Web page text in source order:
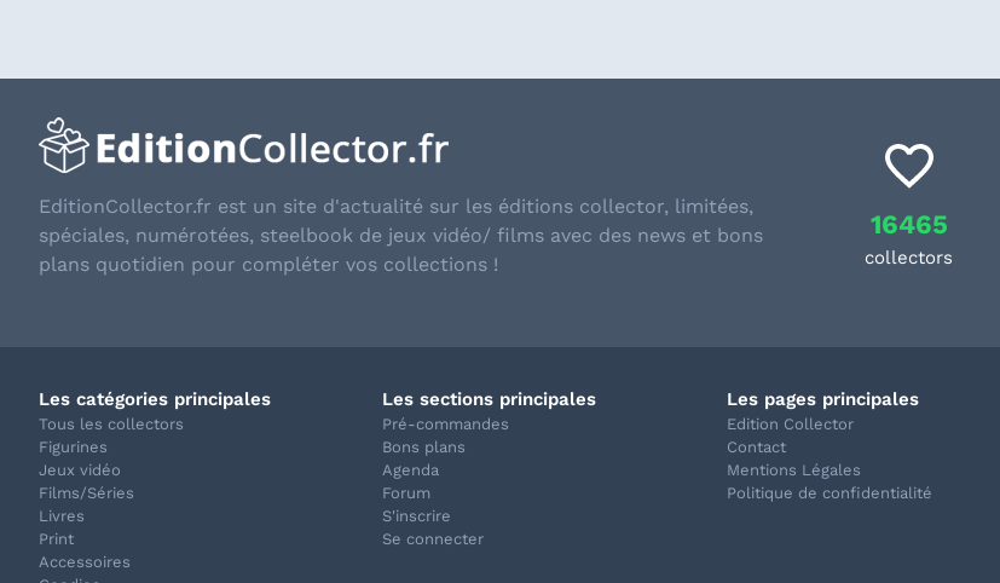
EditionCollector.fr est un site d'actualité sur les éditions collector, limitées,
spéciales, numérotées, steelbook de jeux vidéo/ films avec des news et bons
plans quotidien pour compléter vos collections !
16465
collectors
Les catégories principales
Tous les collectors
Figurines
Jeux vidéo
Films/Séries
Livres
Print
Accessoires
Les sections principales
Pré-commandes
Bons plans
Agenda
Forum
S'inscrire
Se connecter
Les pages principales
Edition Collector
Contact
Mentions Légales
Politique de confidentialité